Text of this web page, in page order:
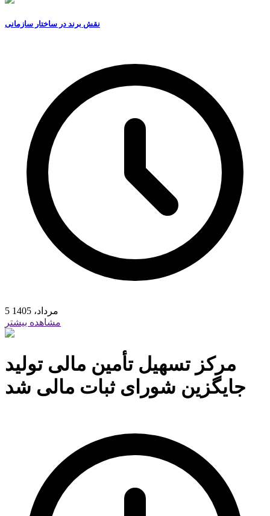
نقش برند در ساختار سازمانی
5 مرداد، 1405
مشاهده بیشتر
مرکز تسهیل تأمین مالی تولید
جایگزین شورای ثبات مالی شد